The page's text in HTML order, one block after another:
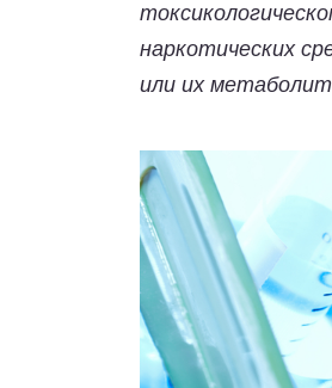
наркотических
или их